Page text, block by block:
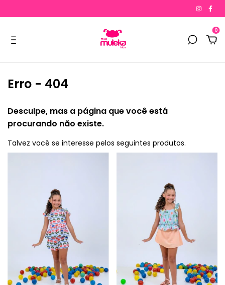
0
Erro - 404
Desculpe, mas a página que você está
procurando não existe.
Talvez você se interesse pelos seguintes produtos.